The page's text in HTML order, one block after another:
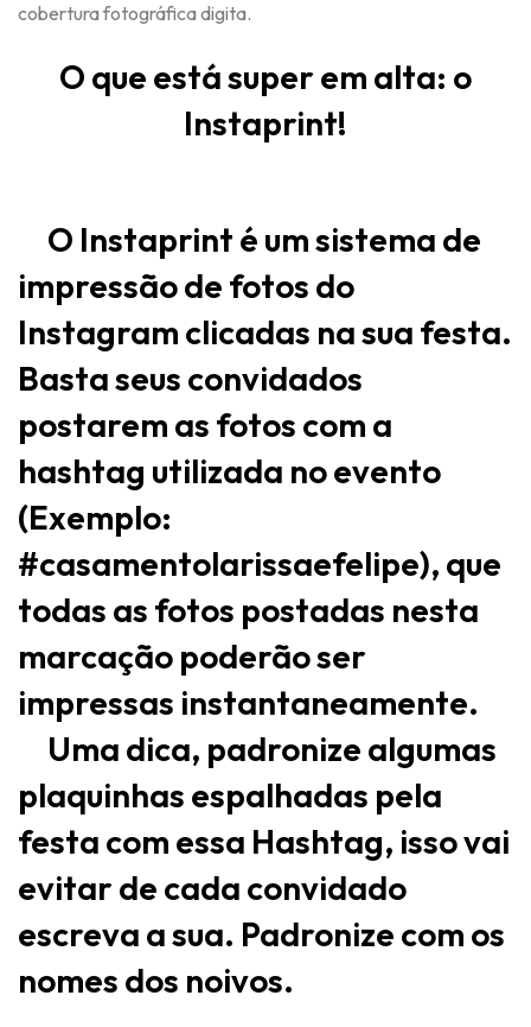
cobertura fotográfica digita.
O que está super em alta: o
Instaprint!
O Instaprint é um sistema de
impressão de fotos do
Instagram clicadas na sua festa.
Basta seus convidados
postarem as fotos com a
hashtag utilizada no evento
(Exemplo:
#casamentolarissaefelipe), que
todas as fotos postadas nesta
marcação poderão ser
impressas instantaneamente.
Uma dica, padronize algumas
plaquinhas espalhadas pela
festa com essa Hashtag, isso vai
evitar de cada convidado
escreva a sua. Padronize com os
nomes dos noivos.